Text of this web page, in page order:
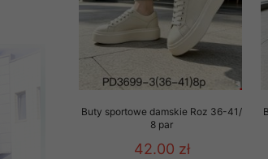
Buty sportowe damskie Roz 36-41/
8 par
42.00 zł